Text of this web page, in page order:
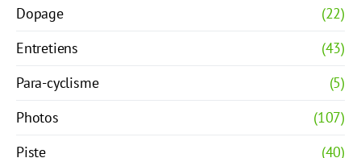
Dopage
(22)
Entretiens
(43)
Para-cyclisme
(5)
Photos
(107)
Piste
(40)